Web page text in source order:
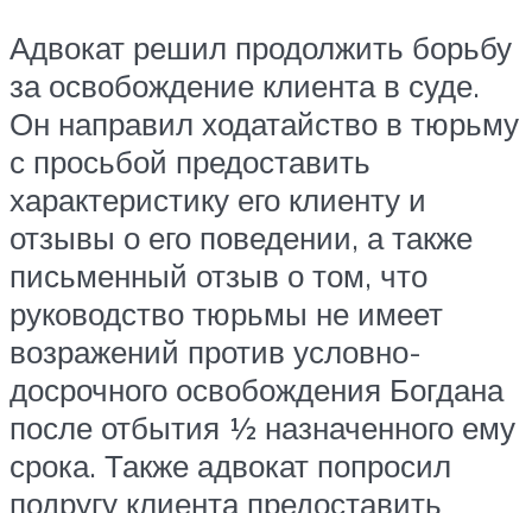
Адвокат решил продолжить борьбу
за освобождение клиента в суде.
Он направил ходатайство в тюрьму
с просьбой предоставить
характеристику его клиенту и
отзывы о его поведении, а также
письменный отзыв о том, что
руководство тюрьмы не имеет
возражений против условно-
досрочного освобождения Богдана
после отбытия ½ назначенного ему
срока. Также адвокат попросил
подругу клиента предоставить